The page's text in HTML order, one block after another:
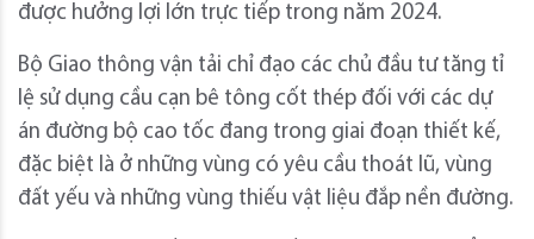
được hưởng lợi lớn trực tiếp trong năm 2024.
Bộ Giao thông vận tải chỉ đạo các chủ đầu tư tăng tỉ
lệ sử dụng cầu cạn bê tông cốt thép đối với các dự
án đường bộ cao tốc đang trong giai đoạn thiết kế,
đặc biệt là ở những vùng có yêu cầu thoát lũ, vùng
đất yếu và những vùng thiếu vật liệu đắp nền đường.